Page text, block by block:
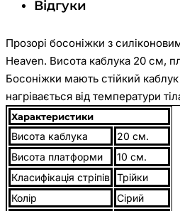
Відгуки
Прозорі босоніжки з
Heaven. Висота каблука 20 см,
Босоніжки мають стійкий
нагрівається від температури
Блискітки всередині платформи
маленькі срібні прикраси. Такі
образ і стануть ідеальним
Характеристики
Висота каблука
20 см.
Висота платформи
10 см.
Класифікація стріпів Трійки
Колір
Сірий